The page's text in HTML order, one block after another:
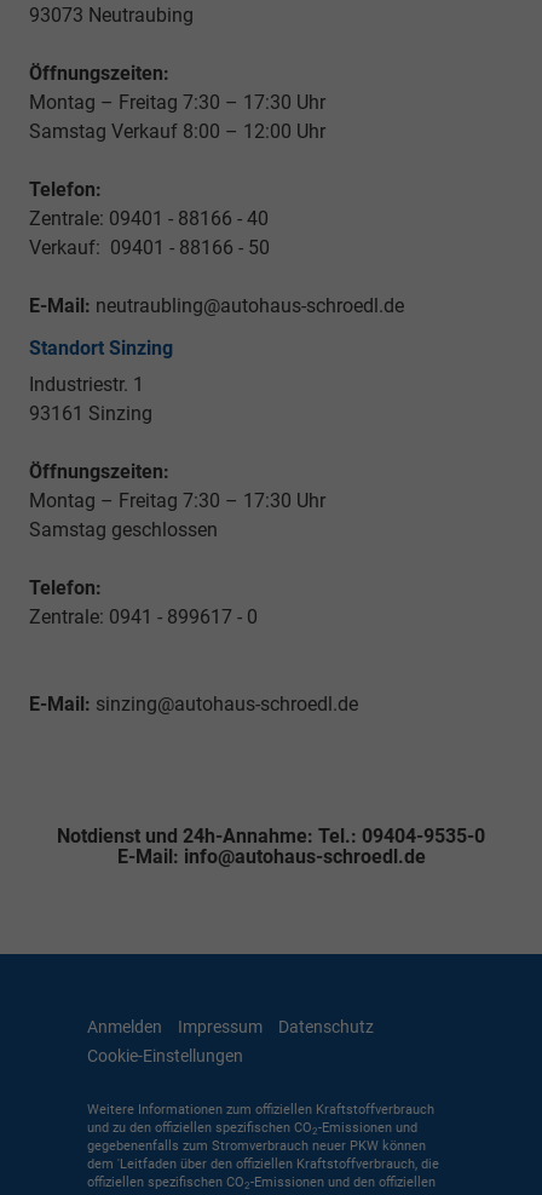
93073 Neutraubing
Öffnungszeiten:
Montag – Freitag 7:30 – 17:30 Uhr
Samstag Verkauf 8:00 – 12:00 Uhr
Telefon:
Zentrale: 09401 - 88166 - 40
Verkauf: 09401 - 88166 - 50
E-Mail: neutraubling@autohaus-schroedl.de
Standort Sinzing
Industriestr. 1
93161 Sinzing
Öffnungszeiten:
Montag – Freitag 7:30 – 17:30 Uhr
Samstag geschlossen
Telefon:
Zentrale: 0941 - 899617 - 0
E-Mail: sinzing@autohaus-schroedl.de
Notdienst und 24h-Annahme: Tel.: 09404-9535-0
E-Mail: info@autohaus-schroedl.de
Anmelden Impressum
Datenschutz
Cookie-Einstellungen
Weitere Informationen zum offiziellen Kraftstoffverbrauch
und zu den offiziellen spezifischen CO2-Emissionen und
gegebenenfalls zum Stromverbrauch neuer PKW können
dem 'Leitfaden über den offiziellen Kraftstoffverbrauch, die
offiziellen spezifischen CO2-Emissionen und den offiziellen